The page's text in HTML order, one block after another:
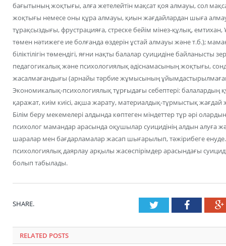
бағытының жоқтығы, алға жетелейтін мақсат қоя алмауы, сол
жоқтығы немесе оны құра алмауы, қиын жағдайлардан шыға
тұрақсыздығы, фрустрацияға, стреске бейім мінез-құлық, емтихан,
төмен нәтижеге ие болғанда өздерін ұстай алмауы және т.б.);
біліктілігін төмендігі, яғни нақты балалар суицидіне байланысты
педагогикалық және психологиялық әдіснамасының жоқтығы,
жасалмағандығы (арнайы тәрбие жұмысының
Экономикалық-психологиялық тұрғыдағы себептері:
қаражат, киім киісі, ақша жарату, материалдық-тұрмыстық жағдай
Білім беру мекемелері алдында көптеген міндеттер тұр әрі
психолог мамандар арасында оқушылар суицидінің алдын алуға
шаралар мен бағдарламалар жасап шығарылып, тәжірибеге
психологиялық даярлау арқылы жасөспірімдер арасындағы
болып табылады.
SHARE. Twitter
RELATED POSTS